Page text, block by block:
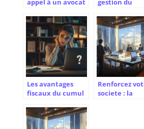
sociétés à Paris
pour votre
entreprise
Les avantages
fiscaux du cumul
entrepreneur et
chômage en 2024
Renforcez
societe : la